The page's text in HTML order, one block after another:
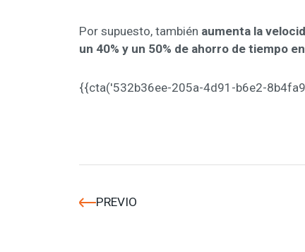
Por supuesto, también aumenta la
un 40% y un 50% de ahorro de tiempo en
{{cta('532b36ee-205a-4d91-b6e2-
PREVIO